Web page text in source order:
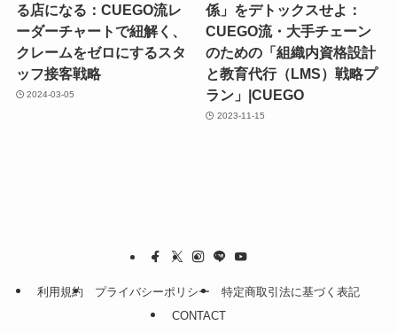
る店になる：CUEGO流レ
ーダーチャートで紐解く、
クレームをゼロにするスタ
ッフ接客戦略
2024-03-05
係」をデトックスせよ：
CUEGO流・大手チェーン
のための「組織内資格設計
と教育代行（LMS）戦略プ
ラン」|CUEGO
2023-11-15
利用規約 プライバシーポリシー
特定商取引法に基づく表記
CONTACT